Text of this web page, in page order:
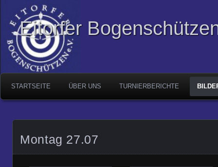
Eitorfer
STARTSEITE ÜBER UNS TURNIERBERICHTE
Montag 27.07